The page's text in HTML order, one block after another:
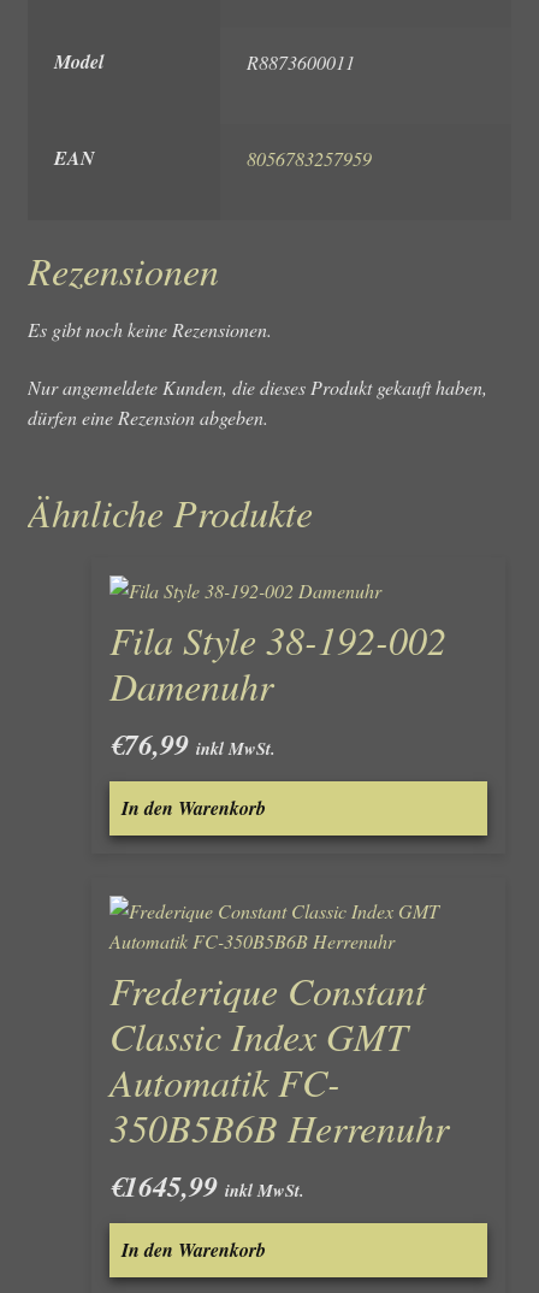
Model R8873600011
EAN 8056783257959
Rezensionen
Es gibt noch keine Rezensionen.
Nur angemeldete Kunden, die dieses Produkt gekauft haben,
dürfen eine Rezension abgeben.
Ähnliche Produkte
Fila Style 38-192-002
Damenuhr
€76,99 inkl MwSt.
In den Warenkorb
Frederique Constant
Classic Index GMT
Automatik FC-
350B5B6B Herrenuhr
€1645,99 inkl MwSt.
In den Warenkorb